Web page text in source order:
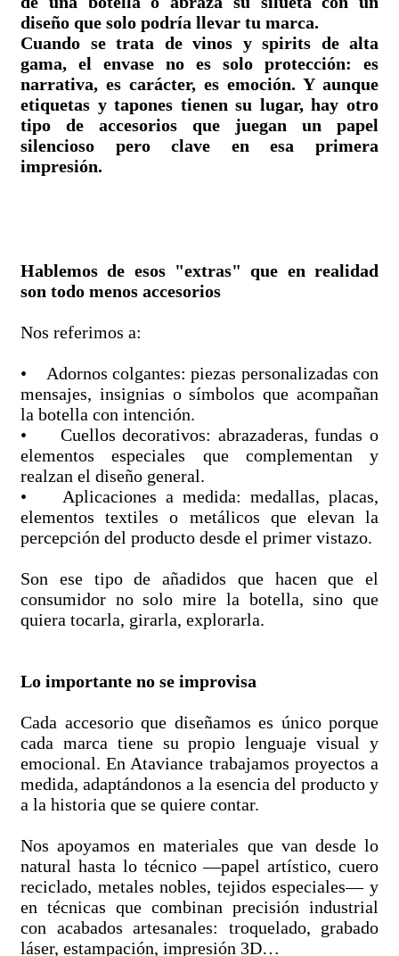
diseño que solo podría llevar tu marca.
Cuando se trata de vinos y spirits de alta
gama, el envase no es solo protección: es
narrativa, es carácter, es emoción. Y aunque
etiquetas y tapones tienen su lugar, hay otro
tipo de accesorios que juegan un papel
silencioso pero clave en esa primera
impresión.
Hablemos de esos "extras" que en realidad
son todo menos accesorios
Nos referimos a:
• Adornos colgantes: piezas personalizadas con
mensajes, insignias o símbolos que acompañan
la botella con intención.
• Cuellos decorativos: abrazaderas, fundas o
elementos especiales que complementan y
realzan el diseño general.
• Aplicaciones a medida: medallas, placas,
elementos textiles o metálicos que elevan la
percepción del producto desde el primer vistazo.
Son ese tipo de añadidos que hacen que el
consumidor no solo mire la botella, sino que
quiera tocarla, girarla, explorarla.
Lo importante no se improvisa
Cada accesorio que diseñamos es único porque
cada marca tiene su propio lenguaje visual y
emocional. En Ataviance trabajamos proyectos a
medida, adaptándonos a la esencia del producto y
a la historia que se quiere contar.
Nos apoyamos en materiales que van desde lo
natural hasta lo técnico —papel artístico, cuero
reciclado, metales nobles, tejidos especiales— y
en técnicas que combinan precisión industrial
con acabados artesanales: troquelado, grabado
láser, estampación, impresión 3D…